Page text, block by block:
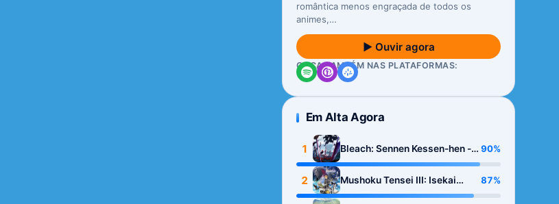
romântica menos engraçada de todos os
animes,…
▶ Ouvir agora
OUÇA TAMBÉM NAS PLATAFORMAS:
Em Alta Agora
1
Bleach: Sennen Kessen-hen -
Kashin-tan
90%
2
Mushoku Tensei III: Isekai
Ittara Honki Dasu
87%